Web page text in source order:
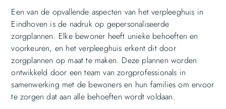
Een van de opvallende aspecten van het verpleeghuis in
Eindhoven is de nadruk op gepersonaliseerde
zorgplannen. Elke bewoner heeft unieke behoeften en
voorkeuren, en het verpleeghuis erkent dit door
zorgplannen op maat te maken. Deze plannen worden
ontwikkeld door een team van zorgprofessionals in
samenwerking met de bewoners en hun families om ervoor
te zorgen dat aan alle behoeften wordt voldaan.